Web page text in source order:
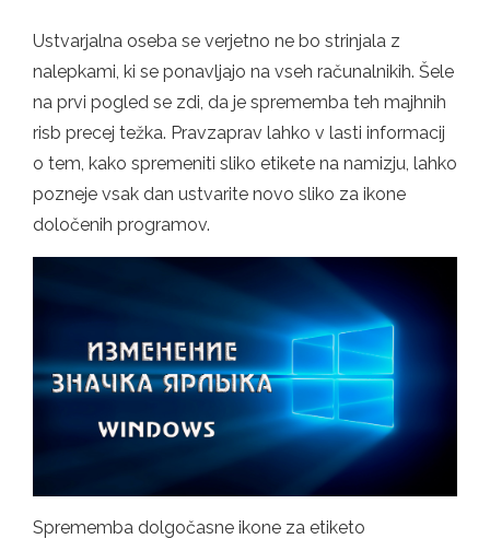
Ustvarjalna oseba se verjetno ne bo strinjala z
nalepkami, ki se ponavljajo na vseh računalnikih. Šele
na prvi pogled se zdi, da je sprememba teh majhnih
risb precej težka. Pravzaprav lahko v lasti informacij
o tem, kako spremeniti sliko etikete na namizju, lahko
pozneje vsak dan ustvarite novo sliko za ikone
določenih programov.
Sprememba dolgočasne ikone za etiketo